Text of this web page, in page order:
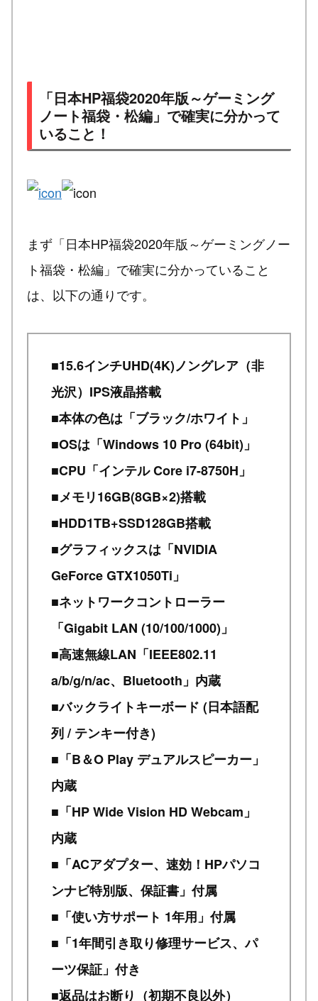
「日本HP福袋2020年版～ゲーミング
ノート福袋・松編」で確実に分かって
いること！
まず「日本HP福袋2020年版～ゲーミングノー
ト福袋・松編」で確実に分かっていること
は、以下の通りです。
■15.6インチUHD(4K)ノングレア（非
光沢）IPS液晶搭載
■本体の色は「ブラック/ホワイト」
■OSは「Windows 10 Pro (64bit)」
■CPU「インテル Core i7-8750H」
■メモリ16GB(8GB×2)搭載
■HDD1TB+SSD128GB搭載
■グラフィックスは「NVIDIA
GeForce GTX1050Ti」
■ネットワークコントローラー
「Gigabit LAN (10/100/1000)」
■高速無線LAN「IEEE802.11
a/b/g/n/ac、Bluetooth」内蔵
■バックライトキーボード (日本語配
列 / テンキー付き)
■「B＆O Play デュアルスピーカー」
内蔵
■「HP Wide Vision HD Webcam」
内蔵
■「ACアダプター、速効！HPパソコ
ンナビ特別版、保証書」付属
■「使い方サポート 1年用」付属
■「1年間引き取り修理サービス、パ
ーツ保証」付き
■返品はお断り（初期不良以外）